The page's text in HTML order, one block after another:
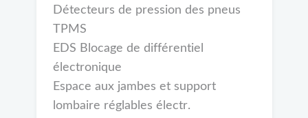
Détecteurs de pression des pneus
TPMS
EDS Blocage de différentiel
électronique
Espace aux jambes et support
lombaire réglables électr.